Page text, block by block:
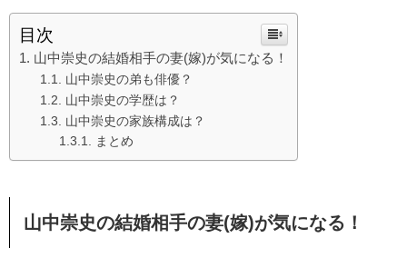
目次
山中崇史の結婚相手の妻(嫁)が気になる！
山中崇史の弟も俳優？
山中崇史の学歴は？
山中崇史の家族構成は？
まとめ
山中崇史の結婚相手の妻(嫁)が気になる！